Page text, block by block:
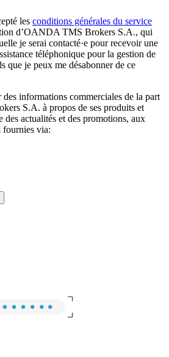
les conditions générales du service
d’OANDA TMS Brokers S.A., qui
je serai contacté·e pour recevoir une
téléphonique pour la gestion de
que je peux me désabonner de ce
des informations commerciales de la part
S.A. à propos de ses produits et
des actualités et des promotions, aux
fournies via: